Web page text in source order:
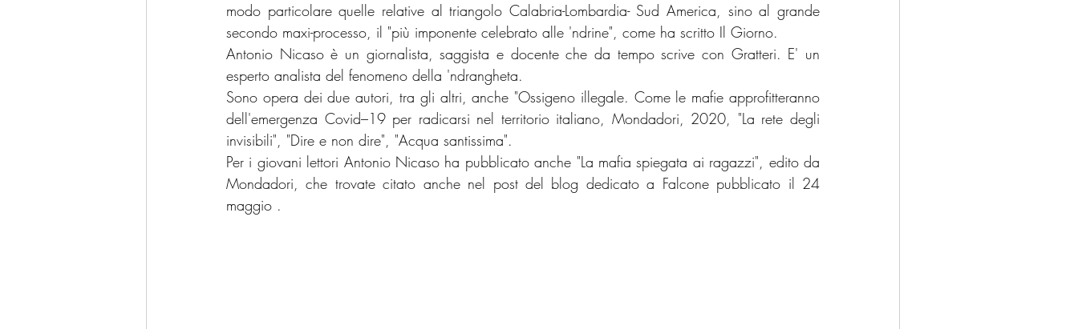
modo particolare quelle relative al triangolo Calabria-Lombardia- Sud America, sino al grande
secondo maxi-processo, il "più imponente celebrato alle 'ndrine", come ha scritto Il Giorno.
Antonio Nicaso è un giornalista, saggista e docente che da tempo scrive con Gratteri. E' un
esperto analista del fenomeno della 'ndrangheta.
Sono opera dei due autori, tra gli altri, anche "Ossigeno illegale. Come le mafie approfitteranno
dell'emergenza Covid–19 per radicarsi nel territorio italiano, Mondadori, 2020, "La rete degli
invisibili", "Dire e non dire", "Acqua santissima".
Per i giovani lettori Antonio Nicaso ha pubblicato anche "La mafia spiegata ai ragazzi", edito da
Mondadori, che trovate citato anche nel post del blog dedicato a Falcone pubblicato il 24
maggio .